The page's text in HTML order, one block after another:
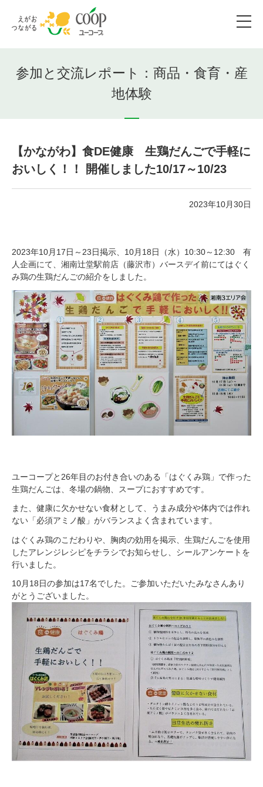
参加と交流レポート：商品・食育・産
地体験
【かながわ】食DE健康 生鶏だんごで手軽に
おいしく！！ 開催しました10/17～10/23
2023年10月30日
2023年10月17日～23日掲示、10月18日（水）10:30～12:30 有
人企画にて、湘南辻堂駅前店（藤沢市）バースデイ前にてはぐく
み鶏の生鶏だんごの紹介をしました。
ユーコープと26年目のお付き合いのある「はぐくみ鶏」で作った
生鶏だんごは、冬場の鍋物、スープにおすすめです。
また、健康に欠かせない食材として、うまみ成分や体内では作れ
ない「必須アミノ酸」がバランスよく含まれています。
はぐくみ鶏のこだわりや、胸肉の効用を掲示、生鶏だんごを使用
したアレンジレシピをチラシでお知らせし、シールアンケートを
行いました。
10月18日の参加は17名でした。ご参加いただいたみなさんあり
がとうございました。